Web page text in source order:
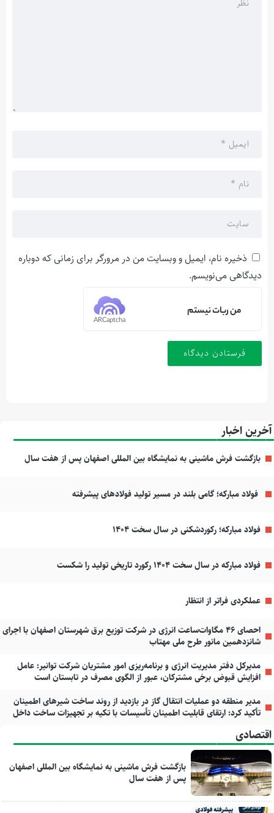
ذخیره نام، ایمیل و وبسایت من در مرورگر برای زمانی که دوباره
دیدگاهی می‌نویسم.
من ربات نیستم
ARCaptcha
آخرین اخبار
بازگشت فرش ماشینی به نمایشگاه بین المللی اصفهان پس از هفت سال
فولاد مبارکه؛ گامی بلند در مسیر تولید فولادهای پیشرفته
فولاد مبارکه؛ رکوردشکنی در سال سخت ۱۴۰۴
فولاد مبارکه در سال سخت ۱۴۰۴ رکورد تاریخی تولید را شکست
عملکردی فراتر از انتظار
احصای ۴۶ مگاوات‌ساعت انرژی در شرکت توزیع برق شهرستان اصفهان با اجرای
شانزدهمین مانور طرح ملی مهتاب
مدیرکل دفتر مدیریت انرژی و برنامه‌ریزی امور مشتریان شرکت توانیر: عامل
افزایش قبوض برخی مشترکان، عبور از الگوی مصرف در تابستان است
مدیر منطقه دو عملیات انتقال گاز در بازدید از روند ساخت شیرهای اطمینان
تأکید کرد: ارتقای قابلیت اطمینان تأسیسات با تکیه بر تجهیزات ساخت داخل
اقتصادی
بازگشت فرش ماشینی به نمایشگاه بین المللی اصفهان
پس از هفت سال